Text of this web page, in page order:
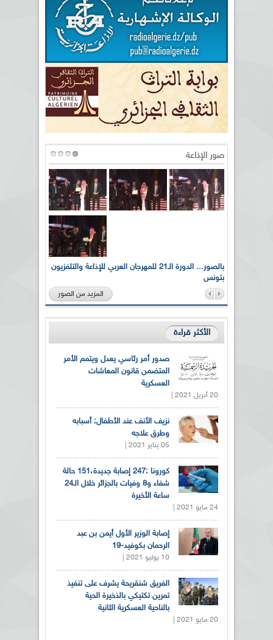
صور الإذاعة
بالصور... الدورة الـ21 للمهرجان العربي للإذاعة والتلفزيون
بتونس
المزيد من الصور
الأكثر قراءة
صدور أمر رئاسي يعدل ويتمم الأمر
المتضمن قانون المعاشات
العسكرية
20 أبريل 2021 |
نزيف الأنف عند الأطفال: أسبابه
وطرق علاجه
05 يناير 2021 |
كورونا :247 إصابة جديدة،151 حالة
شفاء و8 وفيات بالجزائر خلال الـ24
ساعة الأخيرة
24 مايو 2021 |
إصابة الوزير الأول أيمن بن عبد
الرحمان بكوفيد-19
10 يوليو 2021 |
الفريق شنقريحة يشرف على تنفيذ
تمرين تكتيكي بالذخيرة الحية
بالناحية العسكرية الثانية
20 مايو 2021 |